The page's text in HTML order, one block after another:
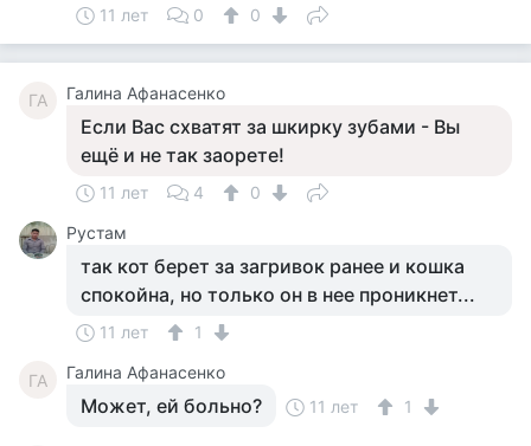
11 лет 0 0
ГА Галина Афанасенко
Если Вас схватят за шкирку зубами - Вы
ещё и не так заорете!
11 лет 4
0
Рустам
так кот берет за загривок ранее и кошка
спокойна, но только он в нее проникнет...
11 лет 1
ГА Галина Афанасенко
Может, ей больно? 11 лет 1